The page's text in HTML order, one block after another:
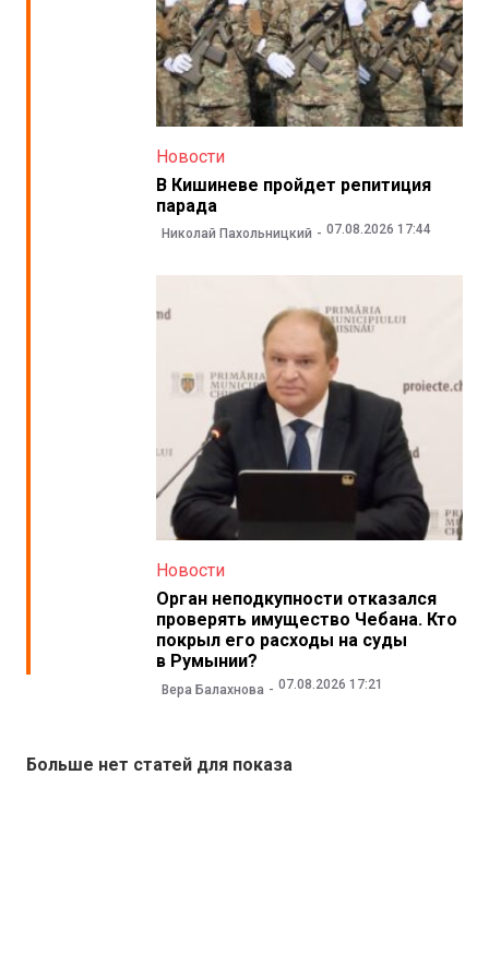
Новости
В Кишиневе пройдет репитиция
парада
Николай Пахольницкий 07.08.2026 17:44
Новости
Орган неподкупности отказался
проверять имущество Чебана. Кто
покрыл его расходы на суды
в Румынии?
Вера Балахнова 07.08.2026 17:21
Больше нет статей для показа